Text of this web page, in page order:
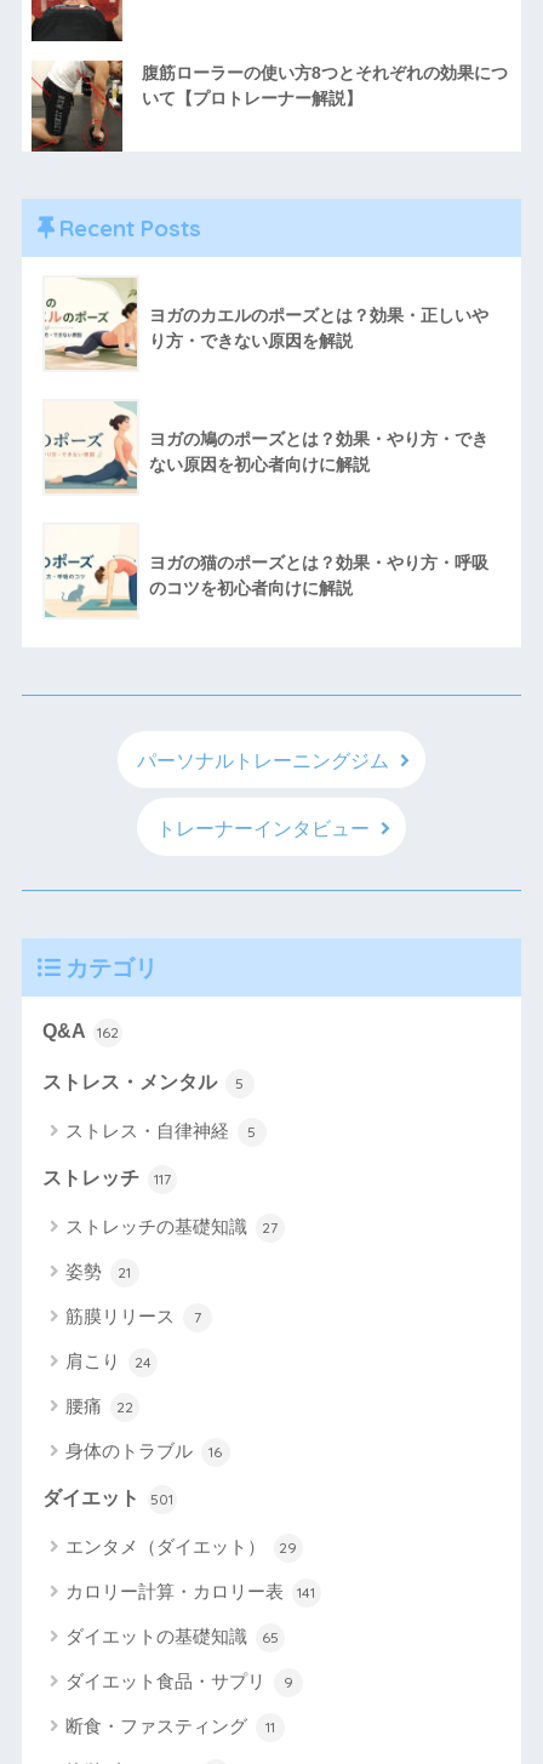
腹筋ローラーの使い方8つとそれぞれの効果につ
いて【プロトレーナー解説】
Recent Posts
ヨガのカエルのポーズとは？効果・正しいや
り方・できない原因を解説
ヨガの鳩のポーズとは？効果・やり方・でき
ない原因を初心者向けに解説
ヨガの猫のポーズとは？効果・やり方・呼吸
のコツを初心者向けに解説
パーソナルトレーニングジム
トレーナーインタビュー
カテゴリ
Q&A 162
ストレス・メンタル 5
ストレス・自律神経 5
ストレッチ 117
ストレッチの基礎知識 27
姿勢 21
筋膜リリース 7
肩こり 24
腰痛 22
身体のトラブル 16
ダイエット 501
エンタメ（ダイエット） 29
カロリー計算・カロリー表 141
ダイエットの基礎知識 65
ダイエット食品・サプリ 9
断食・ファスティング 11